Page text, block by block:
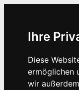
Ihre
Diese
ermöglichen
wir